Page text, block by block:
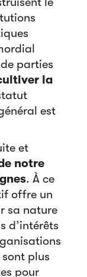
parties
la
est
et
notre
. À ce
offre un
sa nature
d’intérêts
plus
pour